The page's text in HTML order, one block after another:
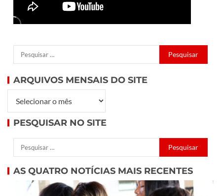
ARQUIVOS MENSAIS DO SITE
PESQUISAR NO SITE
AS QUATRO NOTÍCIAS MAIS RECENTES